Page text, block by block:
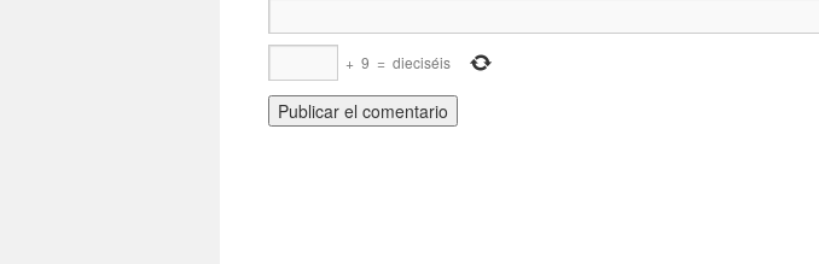
+ 9 = dieciséis